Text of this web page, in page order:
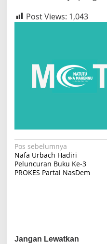
Post Views: 1,043
N
a
v
Pos sebelumnya
Nafa Urbach Hadiri
Peluncuran Buku Ke-3
PROKES Partai NasDem
Jangan Lewatkan